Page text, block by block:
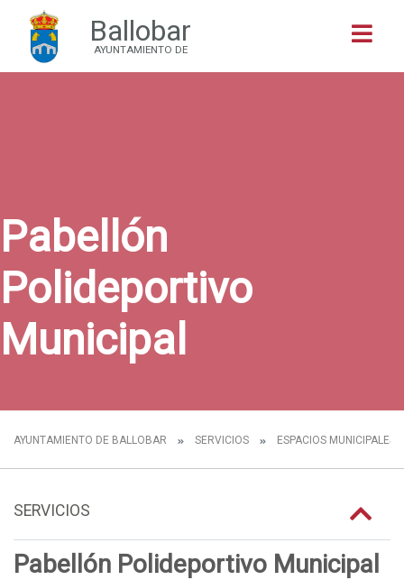
Ballobar
AYUNTAMIENTO DE
Pabellón
Polideportivo
Municipal
AYUNTAMIENTO DE BALLOBAR SERVICIOS ESPACIOS MUNICIPALES
SERVICIOS
Pabellón Polideportivo Municipal